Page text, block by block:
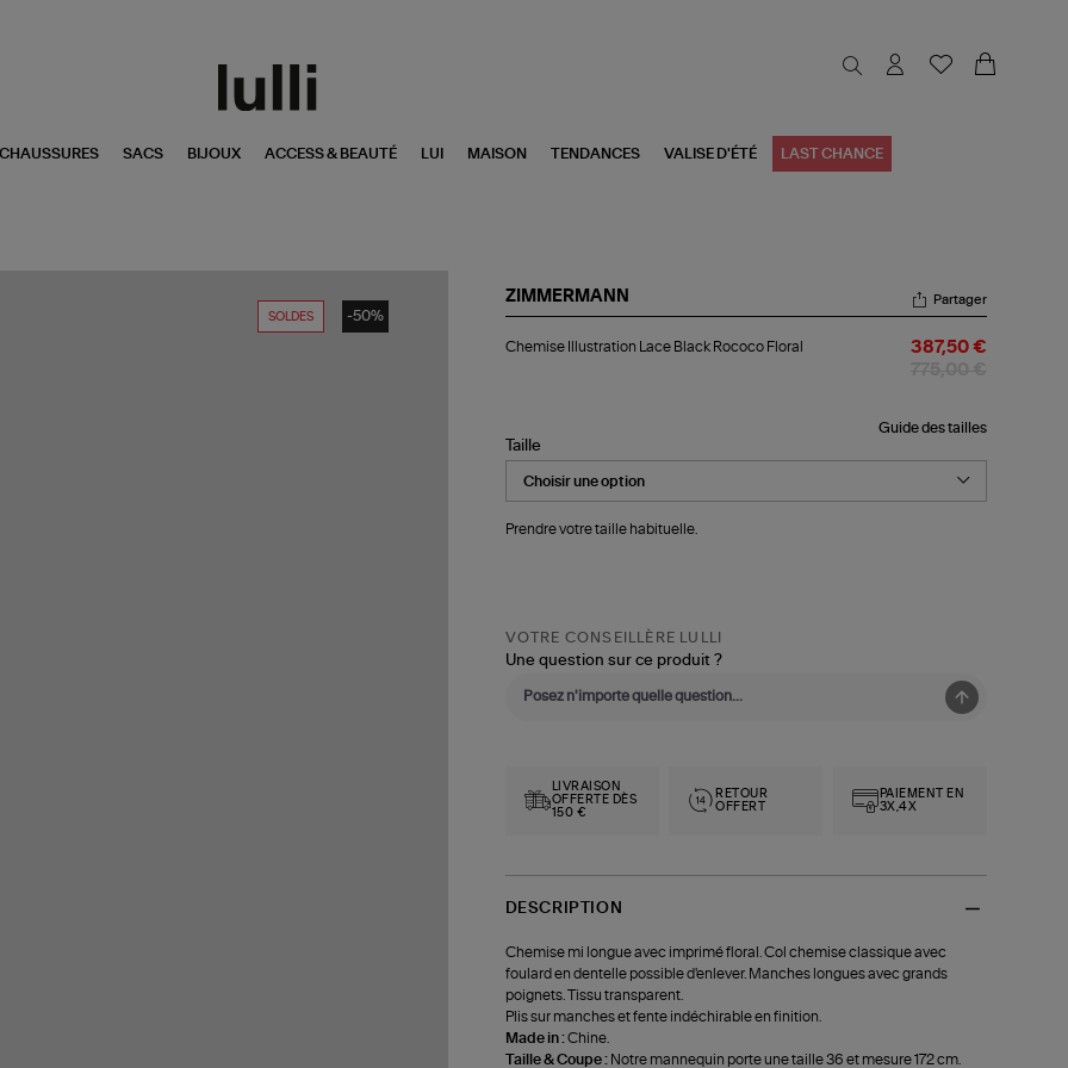
CHAUSSURES SACS BIJOUX ACCESS & BEAUTÉ LUI MAISON TENDANCES VALISE D'ÉTÉ LAST CHANCE
SOLDES -50%
ZIMMERMANN
Illustration
Partager
Chemise Illustration Lace Black Rococo Floral 387,50 €
Guide des tailles
Taille
Prendre votre taille habituelle.
VOTRE CONSEILLÈRE LULLI
Une question sur ce produit ?
LIVRAISON
OFFERTE DÈS
150 €
RETOUR
OFFERT
PAIEMENT EN
3X,4X
DESCRIPTION
Chemise mi longue avec imprimé floral. Col chemise classique avec
foulard en dentelle possible d'enlever. Manches longues avec grands
poignets. Tissu transparent.
Plis sur manches et fente indéchirable en finition.
Made in :Chine.
Taille & Coupe : Notre mannequin porte une taille 36 et mesure 172 cm.